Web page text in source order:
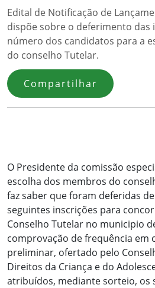
Edital de Notificação de
dispõe sobre o deferimento das
número dos candidatos para a
do conselho Tutelar.
Compartilhar
O Presidente da comissão
escolha dos membros do
faz saber que foram deferidas
seguintes inscrições para
Conselho Tutelar no municipio
comprovação de frequência em
preliminar, ofertado pelo
Direitos da Criança e do
atribuídos, mediante sorteio, os